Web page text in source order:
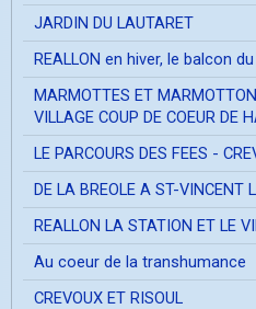
JARDIN DU LAUTARET
REALLON en hiver, le balcon
MARMOTTES ET
VILLAGE COUP DE COEUR DE
LE PARCOURS DES FEES -
DE LA BREOLE A ST-VINCENT
REALLON LA STATION ET LE
Au coeur de la transhumance
CREVOUX ET RISOUL